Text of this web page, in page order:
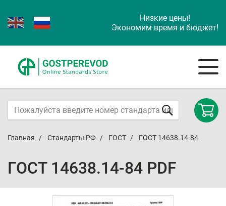
Низкие цены!
Экономим время и бюджет!
Главная Стандарты РФ ГОСТ ГОСТ 14638.14-84
ГОСТ 14638.14-84 PDF